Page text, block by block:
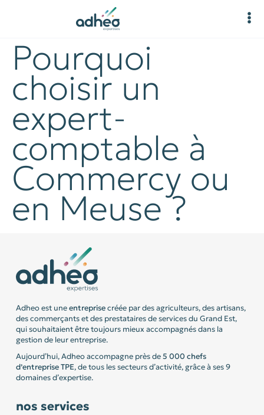
Pourquoi
choisir un
expert-
comptable à
Commercy ou
en Meuse ?
Adheo est uneentreprisecréée par des agriculteurs, des artisans,
des commerçants et des prestataires de services du Grand Est,
qui souhaitaient être toujours mieux accompagnés dans la
gestion de leur entreprise.
Aujourd’hui, Adheo accompagne près de5 000 chefs
d’entrepriseTPE, de tous les secteurs d’activité, grâce à ses 9
domaines d’expertise.
nos services